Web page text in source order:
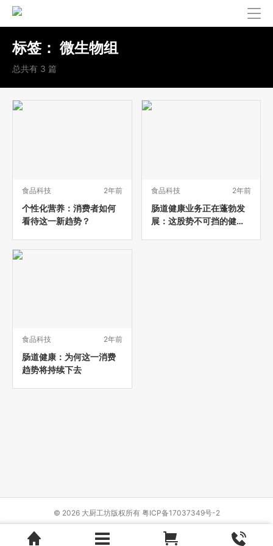
标签： 微生物组
总共有 3 篇
食品科技 2年前
个性化营养：消费者如何
看待这一新趋势？
食品科技 2年前
肠道健康业务正在蓬勃发
展：这股势不可挡的健康
食品科技 2年前
肠道健康：为何这一消费
趋势将持续下去
© 2026 大厨工坊版权所有 粤ICP备17037349号-2